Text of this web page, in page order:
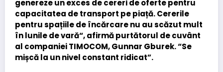
genereze un exces de cereri de oferte pentru
capacitatea de transport pe piață. Cererile
pentru spațiile de încărcare nu au scăzut mult
în lunile de vară“, afirmă purtătorul de cuvânt
al companiei TIMOCOM, Gunnar Gburek. “Se
mișcă la un nivel constant ridicat”.